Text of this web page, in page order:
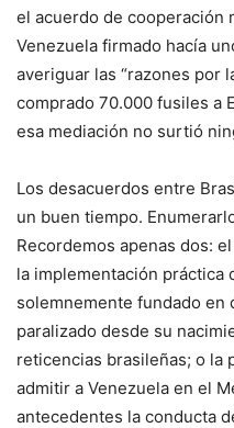
el acuerdo de cooperación
Venezuela firmado hacía
averiguar las “razones por
comprado 70.000 fusiles a
esa mediación no surtió
Los desacuerdos entre
un buen tiempo.
Recordemos apenas dos:
la implementación práctica
solemnemente fundado en
paralizado desde su
reticencias brasileñas; o la
admitir a Venezuela en el
antecedentes la conducta